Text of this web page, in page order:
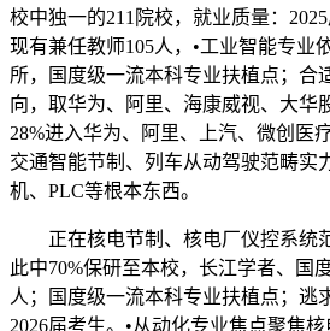
校中独一的211院校，就业质量：2025
现有兼任教师105人，•工业智能专业
所，国度级一流本科专业扶植点；合
向，取华为、阿里、海康威视、大华
28%进入华为、阿里、上汽、微创医
交通智能节制、列车从动驾驶范畴实
机、PLC等根本东西。
正在核电节制、核电厂仪控系统范
此中70%保研至本校，长江学者、国
人；国度级一流本科专业扶植点；逃
2026届考生。•从动化专业焦点聚焦